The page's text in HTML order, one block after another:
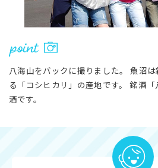
八海山をバックに撮りました。 魚沼
る「コシヒカリ」の産地です。 銘酒
酒です。